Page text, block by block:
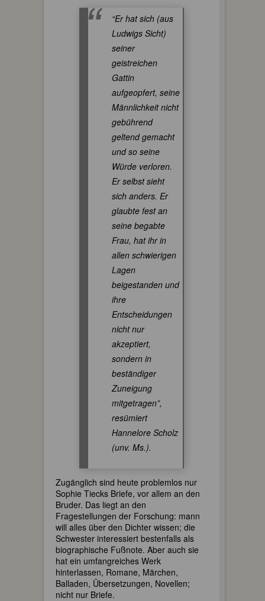
“Er hat sich (aus
Ludwigs Sicht)
seiner
geistreichen
Gattin
aufgeopfert, seine
Männlichkeit nicht
gebührend
geltend gemacht
und so seine
Würde verloren.
Er selbst sieht
sich anders. Er
glaubte fest an
seine begabte
Frau, hat ihr in
allen schwierigen
Lagen
beigestanden und
ihre
Entscheidungen
nicht nur
akzeptiert,
sondern in
beständiger
Zuneigung
mitgetragen”,
resümiert
Hannelore Scholz
(unv. Ms.).
Zugänglich sind heute problemlos nur
Sophie Tiecks Briefe, vor allem an den
Bruder. Das liegt an den
Fragestellungen der Forschung: mann
will alles über den Dichter wissen; die
Schwester interessiert bestenfalls als
biographische Fußnote. Aber auch sie
hat ein umfangreiches Werk
hinterlassen, Romane, Märchen,
Balladen, Übersetzungen, Novellen;
nicht nur Briefe.